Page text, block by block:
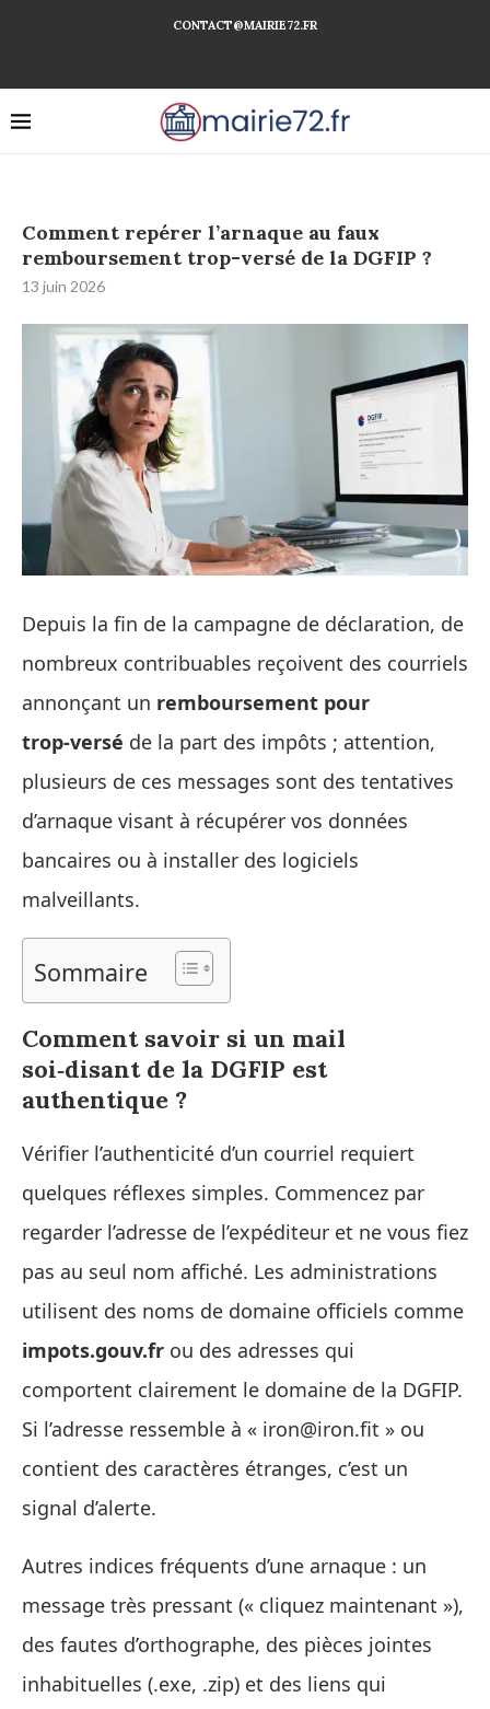
CONTACT@MAIRIE72.FR
Comment repérer l’arnaque au faux
remboursement trop-versé de la DGFIP ?
13 juin 2026
Depuis la fin de la campagne de déclaration, de
nombreux contribuables reçoivent des courriels
annonçant un remboursement pour
trop‑versé de la part des impôts ; attention,
plusieurs de ces messages sont des tentatives
d’arnaque visant à récupérer vos données
bancaires ou à installer des logiciels
malveillants.
Sommaire
Comment savoir si un mail
soi‑disant de la DGFIP est
authentique ?
Vérifier l’authenticité d’un courriel requiert
quelques réflexes simples. Commencez par
regarder l’adresse de l’expéditeur et ne vous fiez
pas au seul nom affiché. Les administrations
utilisent des noms de domaine officiels comme
impots.gouv.fr ou des adresses qui
comportent clairement le domaine de la DGFIP.
Si l’adresse ressemble à « iron@iron.fit » ou
contient des caractères étranges, c’est un
signal d’alerte.
Autres indices fréquents d’une arnaque : un
message très pressant (« cliquez maintenant »),
des fautes d’orthographe, des pièces jointes
inhabituelles (.exe, .zip) et des liens qui